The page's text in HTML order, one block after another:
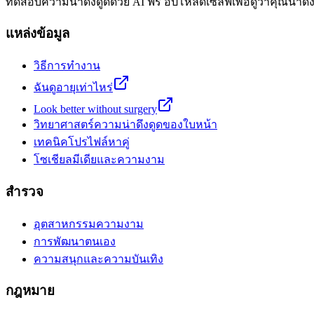
แหล่งข้อมูล
วิธีการทำงาน
ฉันดูอายุเท่าไหร่
Look better without surgery
วิทยาศาสตร์ความน่าดึงดูดของใบหน้า
เทคนิคโปรไฟล์หาคู่
โซเชียลมีเดียและความงาม
สำรวจ
อุตสาหกรรมความงาม
การพัฒนาตนเอง
ความสนุกและความบันเทิง
กฎหมาย